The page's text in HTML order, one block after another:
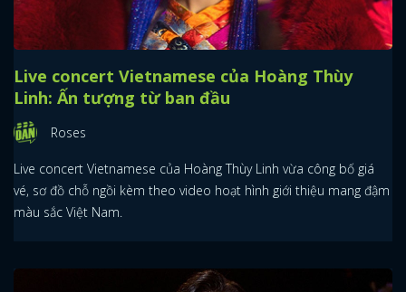
Live concert Vietnamese của Hoàng Thùy
Linh: Ấn tượng từ ban đầu
Roses
Live concert Vietnamese của Hoàng Thùy Linh vừa công bố giá
vé, sơ đồ chỗ ngồi kèm theo video hoạt hình giới thiệu mang đậm
màu sắc Việt Nam.